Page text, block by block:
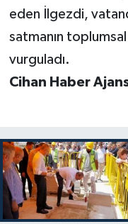
eden İlgezdi,
satmanın
vurguladı.
Cihan Haber